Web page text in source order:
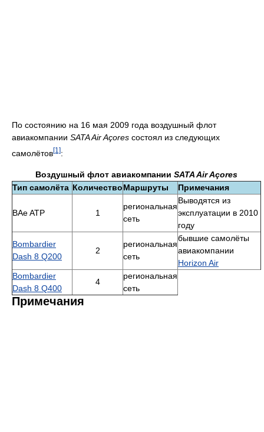
По состоянию на 16 мая 2009 года воздушный флот
авиакомпании SATA Air Açores состоял из следующих
самолётов[1]:
Воздушный флот авиакомпании SATA Air Açores
Тип самолёта КоличествоМаршруты Примечания
BAe ATP 1
региональная
сеть
Выводятся из
эксплуатации в 2010
году
Bombardier
Dash 8 Q200
2
региональная
сеть
бывшие самолёты
авиакомпании
Horizon Air
Bombardier
Dash 8 Q400
4
региональная
сеть
Примечания